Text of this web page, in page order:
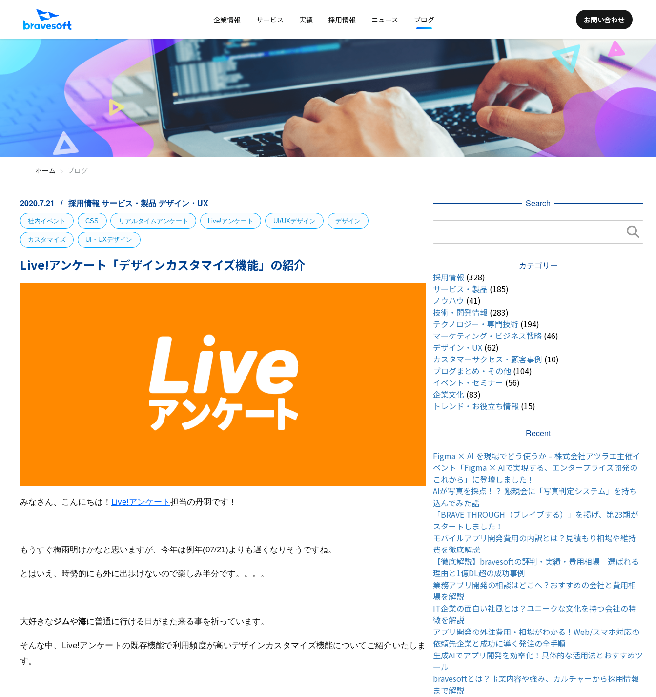
企業情報 サービス 実績 採用情報 ニュース ブログ お問い合わせ
ホーム ブログ
2020.7.21 採用情報 サービス・製品デザイン・UX
社内イベント CSS リアルタイムアンケート Live!アンケート UI/UXデザイン デザイン
カスタマイズ UI・UXデザイン
Live!アンケート「デザインカスタマイズ機能」の紹介
みなさん、こんにちは！ Live!アンケート 担当の丹羽です！
もうすぐ梅雨明けかなと思いますが、今年は例年(07/21)よりも遅くなりそうですね。
とはいえ、時勢的にも外に出歩けないので楽しみ半分です。。。。
大好きなジムや海に普通に行ける日がまた来る事を祈っています。
そんな中、Live!アンケートの既存機能で利用頻度が高いデザインカスタマイズ機能についてご紹介いたしま
す。
Search
カテゴリー
採用情報 (328)
サービス・製品 (185)
ノウハウ (41)
技術・開発情報 (283)
テクノロジー・専門技術 (194)
マーケティング・ビジネス戦略 (46)
デザイン・UX (62)
カスタマーサクセス・顧客事例 (10)
ブログまとめ・その他 (104)
イベント・セミナー (56)
企業文化 (83)
トレンド・お役立ち情報 (15)
Recent
Figma × AI を現場でどう使うか – 株式会社アツラエ主催イ
ベント「Figma × AIで実現する、エンタープライズ開発の
これから」に登壇しました！
AIが写真を採点！？ 懇親会に「写真判定システム」を持ち
込んでみた話
「BRAVE THROUGH（ブレイブする）」を掲げ、第23期が
スタートしました！
モバイルアプリ開発費用の内訳とは？見積もり相場や維持
費を徹底解説
【徹底解説】bravesoftの評判・実績・費用相場｜選ばれる
理由と1億DL超の成功事例
業務アプリ開発の相談はどこへ？おすすめの会社と費用相
場を解説
IT企業の面白い社風とは？ユニークな文化を持つ会社の特
徴を解説
アプリ開発の外注費用・相場がわかる！Web/スマホ対応の
依頼先企業と成功に導く発注の全手順
生成AIでアプリ開発を効率化！具体的な活用法とおすすめツ
ール
bravesoftとは？事業内容や強み、カルチャーから採用情報
まで解説